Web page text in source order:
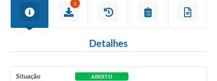
2
Detalhes
Situação ABERTO